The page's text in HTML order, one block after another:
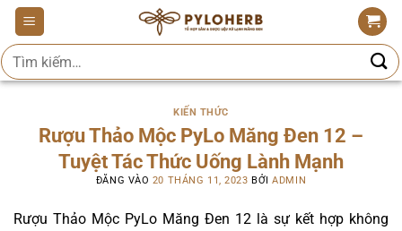
Bỏ
qua
nội
dung
Tìm
kiếm:
KIẾN THỨC
Rượu Thảo Mộc PyLo Măng Đen 12 –
Tuyệt Tác Thức Uống Lành Mạnh
ĐĂNG VÀO 20 THÁNG 11, 2023 BỞIADMIN
Rượu Thảo Mộc PyLo Măng Đen 12 là sự kết hợp không